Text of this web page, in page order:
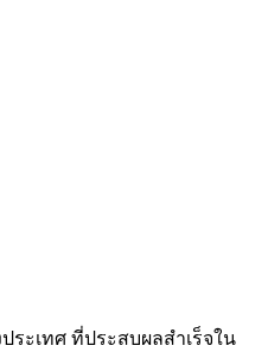
ะเทศ ที่ประสบผลสำเร็จใน